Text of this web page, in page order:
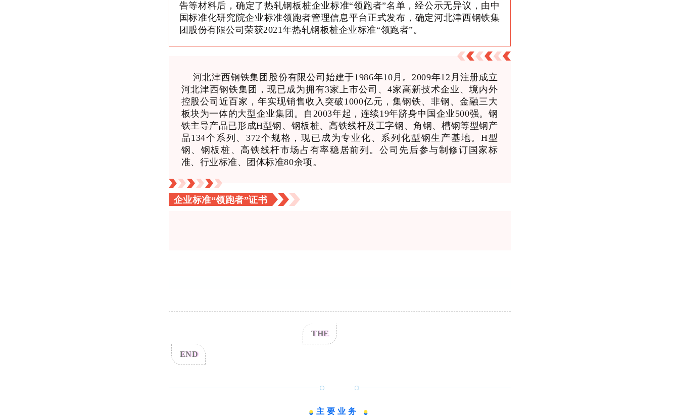
告等材料后，确定了热轧钢板桩企业标准“领跑者”名单，经公示无异议，由中
国标准化研究院企业标准领跑者管理信息平台正式发布，确定河北津西钢铁集
团股份有限公司荣获2021年热轧钢板桩企业标准“领跑者”。
河北津西钢铁集团股份有限公司始建于1986年10月。2009年12月注册成立
河北津西钢铁集团，现已成为拥有3家上市公司、4家高新技术企业、境内外
控股公司近百家，年实现销售收入突破1000亿元，集钢铁、非钢、金融三大
板块为一体的大型企业集团。自2003年起，连续19年跻身中国企业500强。钢
铁主导产品已形成H型钢、钢板桩、高铁线杆及工字钢、角钢、槽钢等型钢产
品134个系列、372个规格，现已成为专业化、系列化型钢生产基地。H型
钢、钢板桩、高铁线杆市场占有率稳居前列。公司先后参与制修订国家标
准、行业标准、团体标准80余项。
企业标准“领跑者”证书
THE
END
● 主要业务 ●